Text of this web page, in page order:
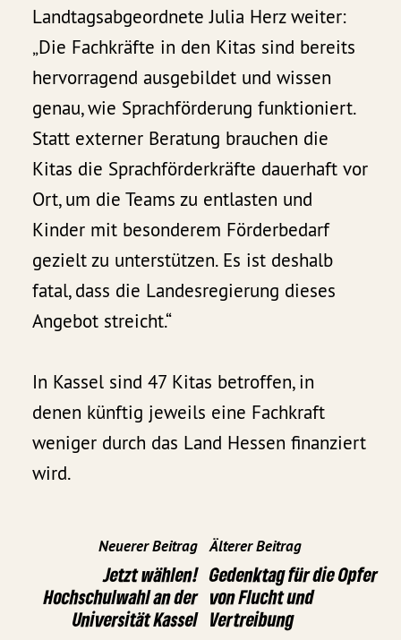
Landtagsabgeordnete Julia Herz weiter:
„Die Fachkräfte in den Kitas sind bereits
hervorragend ausgebildet und wissen
genau, wie Sprachförderung funktioniert.
Statt externer Beratung brauchen die
Kitas die Sprachförderkräfte dauerhaft vor
Ort, um die Teams zu entlasten und
Kinder mit besonderem Förderbedarf
gezielt zu unterstützen. Es ist deshalb
fatal, dass die Landesregierung dieses
Angebot streicht.“
In Kassel sind 47 Kitas betroffen, in
denen künftig jeweils eine Fachkraft
weniger durch das Land Hessen finanziert
wird.
Neuerer Beitrag
Jetzt wählen!
Hochschulwahl an der
Universität Kassel
Älterer Beitrag
Gedenktag für die Opfer
von Flucht und
Vertreibung